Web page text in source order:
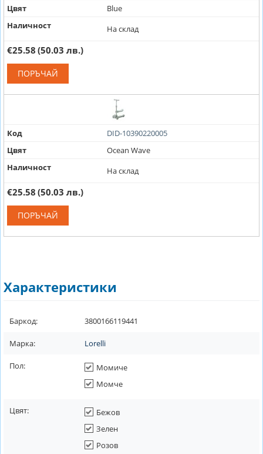
Цвят
Blue
Наличност
На склад
€25.58 (50.03 лв.)
ПОРЪЧАЙ
Код
DID-10390220005
Цвят
Ocean Wave
Наличност
На склад
€25.58 (50.03 лв.)
ПОРЪЧАЙ
Характеристики
Баркод: 3800166119441
Марка: Lorelli
Пол:
Момиче
Момче
Цвят:
Бежов
Зелен
Розов